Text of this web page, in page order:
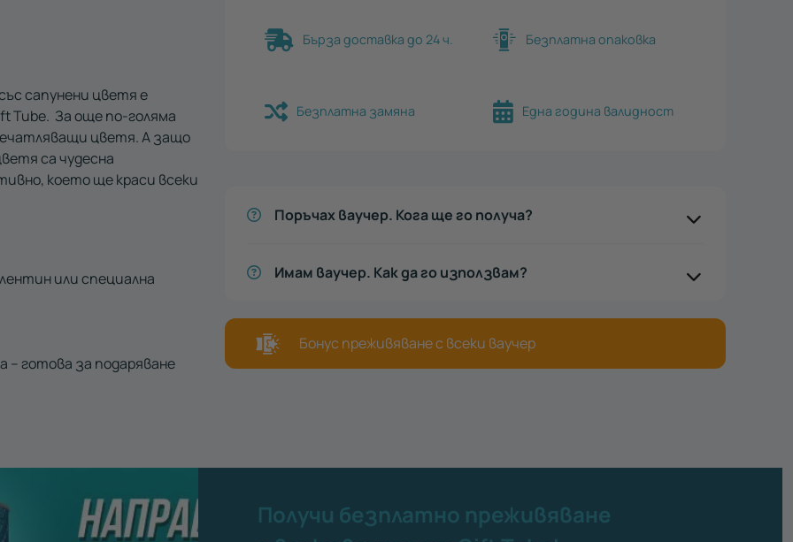
сапунени цветя е
Tube. За още по-голяма
цветя. А защо
са чудесна
което ще краси всеки
или специална
– готова за подаряване
Бърза доставка до 24 ч. Безплатна опаковка
Безплатна замяна Една година валидност
Поръчах ваучер. Кога ще го получа?
Имам ваучер. Как да го използвам?
Бонус преживяване с всеки ваучер
Получи безплатно преживяване